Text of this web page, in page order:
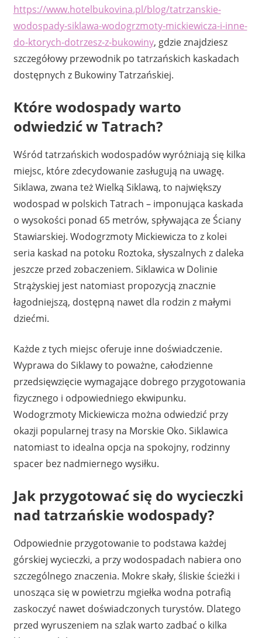
https://www.hotelbukovina.pl/blog/tatrzanskie-
wodospady-siklawa-wodogrzmoty-mickiewicza-i-inne-
do-ktorych-dotrzesz-z-bukowiny, gdzie znajdziesz
szczegółowy przewodnik po tatrzańskich kaskadach
dostępnych z Bukowiny Tatrzańskiej.
Które wodospady warto
odwiedzić w Tatrach?
Wśród tatrzańskich wodospadów wyróżniają się kilka
miejsc, które zdecydowanie zasługują na uwagę.
Siklawa, zwana też Wielką Siklawą, to największy
wodospad w polskich Tatrach – imponująca kaskada
o wysokości ponad 65 metrów, spływająca ze Ściany
Stawiarskiej. Wodogrzmoty Mickiewicza to z kolei
seria kaskad na potoku Roztoka, słyszalnych z daleka
jeszcze przed zobaczeniem. Siklawica w Dolinie
Strążyskiej jest natomiast propozycją znacznie
łagodniejszą, dostępną nawet dla rodzin z małymi
dziećmi.
Każde z tych miejsc oferuje inne doświadczenie.
Wyprawa do Siklawy to poważne, całodzienne
przedsięwzięcie wymagające dobrego przygotowania
fizycznego i odpowiedniego ekwipunku.
Wodogrzmoty Mickiewicza można odwiedzić przy
okazji popularnej trasy na Morskie Oko. Siklawica
natomiast to idealna opcja na spokojny, rodzinny
spacer bez nadmiernego wysiłku.
Jak przygotować się do wycieczki
nad tatrzańskie wodospady?
Odpowiednie przygotowanie to podstawa każdej
górskiej wycieczki, a przy wodospadach nabiera ono
szczególnego znaczenia. Mokre skały, śliskie ścieżki i
unosząca się w powietrzu mgiełka wodna potrafią
zaskoczyć nawet doświadczonych turystów. Dlatego
przed wyruszeniem na szlak warto zadbać o kilka